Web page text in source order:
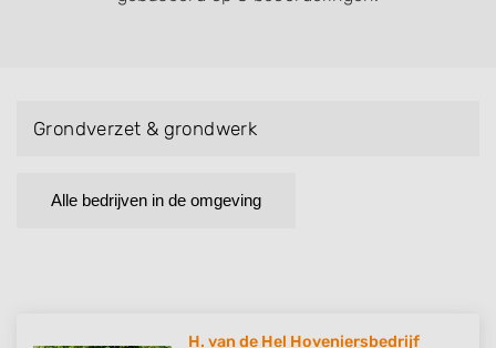
Grondverzet & grondwerk
Alle bedrijven in de omgeving
H. van de Hel Hoveniersbedrijf